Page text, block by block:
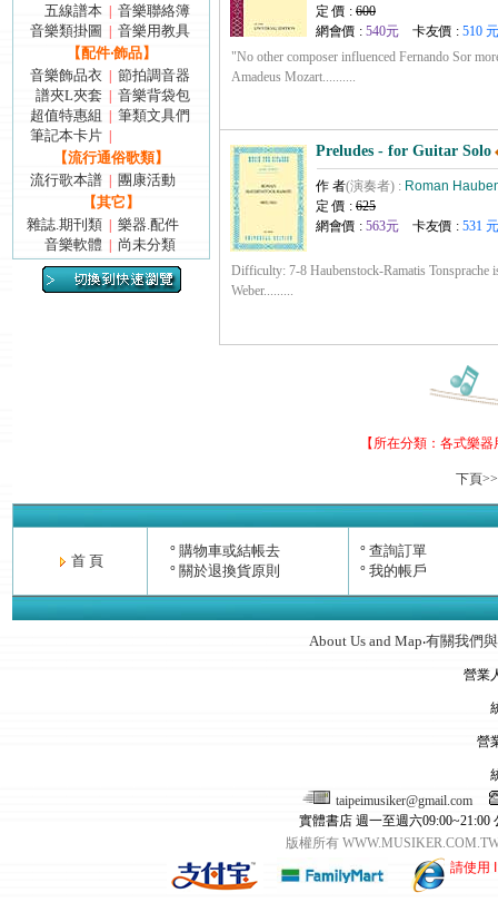
五線譜本
音樂聯絡簿
音樂類掛圖
音樂用教具
【配件‧飾品】
音樂飾品衣
節拍調音器
譜夾L夾套
音樂背袋包
超值特惠組
筆類文具們
筆記本卡片
【流行通俗歌類】
流行歌本譜
團康活動
【其它】
雜誌.期刊類
樂器.配件
音樂軟體
尚未分類
定 價 : 600
網會價 : 540元 卡友價 : 510 元
"No other composer influenced Fernando Sor
Amadeus Mozart..........
Preludes - for Guitar Solo
作 者(演奏者) : Roman
定 價 : 625
網會價 : 563元 卡友價 : 531 元
Difficulty: 7-8 Haubenstock-Ramatis Tonsprache
Weber.........
【所在分類： 各式樂器
下頁>>
首 頁
° 購物車或結帳去
° 關於退換貨原則
° 查詢訂單
° 我的帳戶
About Us and Map‧有關我們
營業
營
taipeimusiker@gmail.com
實體書店 週一至週六09:00~21:00
版權所有
請使用